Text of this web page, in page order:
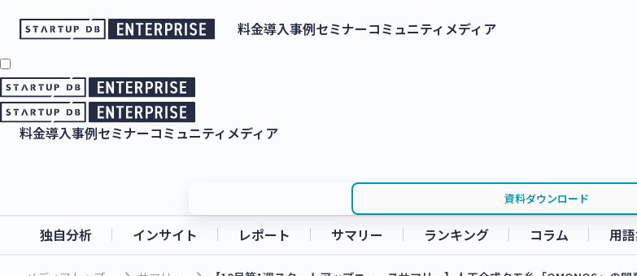
料金導入事例セミナーコミュニティ メディア
料金導入事例セミナーコミュニティ メディア
資料ダウンロード
独自分析 インサイト レポート サマリー ランキング コラム 用